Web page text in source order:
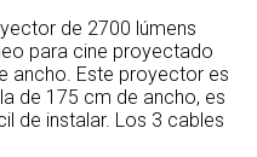
de 2700 lúmens
para cine proyectado
ancho. Este proyector es
de 175 cm de ancho, es
de instalar. Los 3 cables